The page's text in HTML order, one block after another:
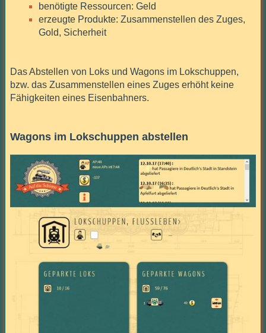
benötigte Ressourcen: Geld
erzeugte Produkte: Zusammenstellen des Zuges,
Gold, Sicherheit
Das Abstellen von Loks und Wagons im Lokschuppen,
bzw. das Zusammenstellen eines Zuges erhöht keine
Fähigkeiten eines Eisenbahners.
Wagons im Lokschuppen abstellen